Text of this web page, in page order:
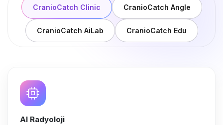
CranioCatch Clinic CranioCatch Angle
CranioCatch AiLab CranioCatch Edu
AI Radyoloji